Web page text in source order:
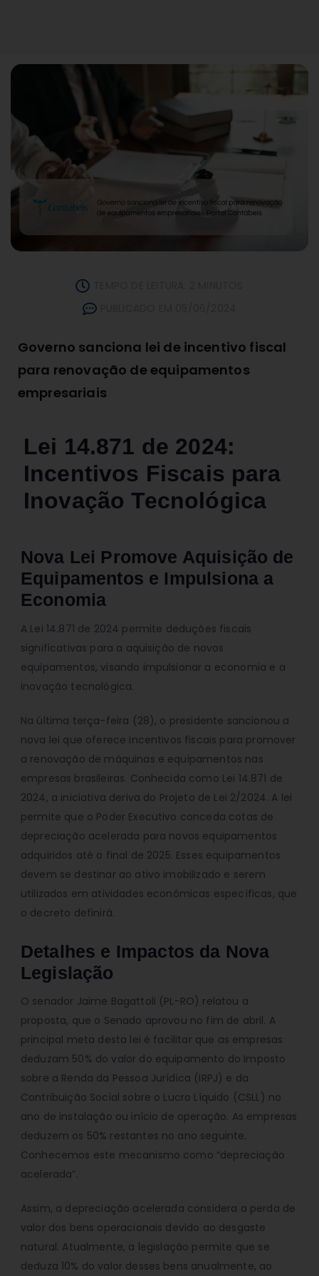
Governo sanciona lei de incentivo fiscal
para renovação de equipamentos
empresariais
Lei 14.871 de 2024:
Incentivos Fiscais para
Inovação Tecnológica
Nova Lei Promove Aquisição de
Equipamentos e Impulsiona a
Economia
A Lei 14.871 de 2024 permite deduções fiscais
significativas para a aquisição de novos
equipamentos, visando impulsionar a economia e a
inovação tecnológica.
Na última terça-feira (28), o presidente sancionou a
nova lei que oferece incentivos fiscais para promover
a renovação de máquinas e equipamentos nas
empresas brasileiras. Conhecida como Lei 14.871 de
2024, a iniciativa deriva do Projeto de Lei 2/2024. A lei
permite que o Poder Executivo conceda cotas de
depreciação acelerada para novos equipamentos
adquiridos até o final de 2025. Esses equipamentos
devem se destinar ao ativo imobilizado e serem
utilizados em atividades econômicas específicas, que
o decreto definirá.
Detalhes e Impactos da Nova
Legislação
O senador Jaime Bagattoli (PL-RO) relatou a
proposta, que o Senado aprovou no fim de abril. A
principal meta desta lei é facilitar que as empresas
deduzam 50% do valor do equipamento do Imposto
sobre a Renda da Pessoa Jurídica (IRPJ) e da
Contribuição Social sobre o Lucro Líquido (CSLL) no
ano de instalação ou início de operação. As empresas
deduzem os 50% restantes no ano seguinte.
Conhecemos este mecanismo como “depreciação
acelerada”.
Assim, a depreciação acelerada considera a perda de
valor dos bens operacionais devido ao desgaste
natural. Atualmente, a legislação permite que se
deduza 10% do valor desses bens anualmente, ao